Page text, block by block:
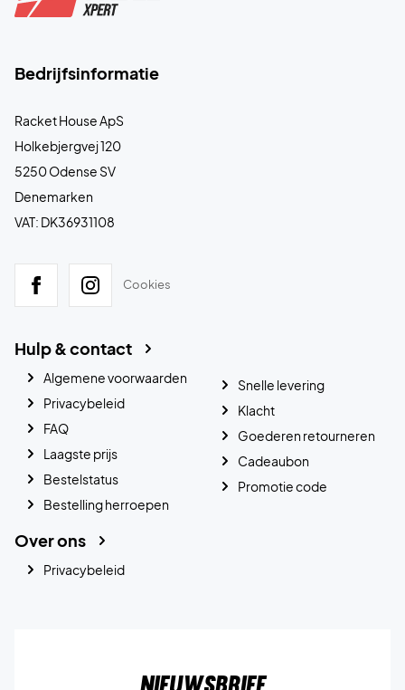
Bedrijfsinformatie
Racket House ApS
Holkebjergvej 120
5250 Odense SV
Denemarken
VAT: DK36931108
Cookies
Hulp & contact
Algemene voorwaarden
Privacybeleid
FAQ
Laagste prijs
Bestelstatus
Bestelling herroepen
Snelle levering
Klacht
Goederen retourneren
Cadeaubon
Promotie code
Over ons
Privacybeleid